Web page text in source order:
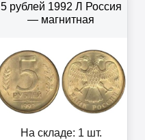
5 рублей 1992 Л Россия
— магнитная
На складе: 1 шт.